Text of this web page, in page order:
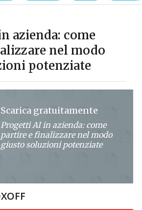
azienda: come
nel modo
potenziate
Scarica gratuitamente
Progetti AI in azienda: come
partire e finalizzare nel modo
giusto soluzioni potenziate